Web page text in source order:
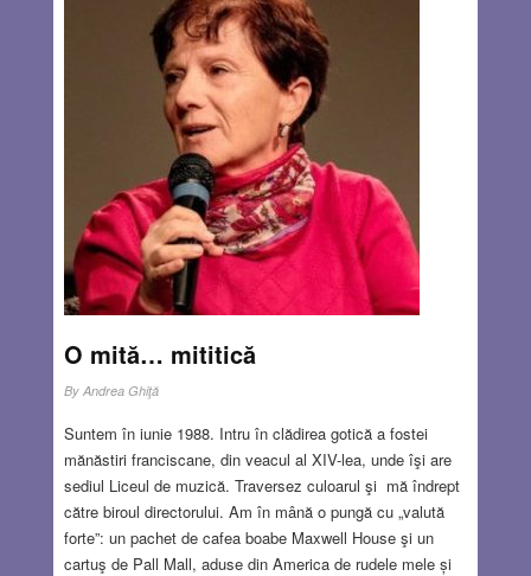
case cu curte. Prima curte pe care mi-o amintesc era cea
a casei de pe strada Şincai nr. 4. Era o curte mică şi
betonată. Nu aveam gard, ci intrând prin poarta casei
ajungeam direct în curticica înghesuită, ca o gură de aer,
între zidurile clădirilor de pe această stradă
Read more…
AUG 21, 2025 20 COMMENTS
O mită… mititică
By Andrea Ghiţă
Suntem în iunie 1988. Intru în clădirea gotică a fostei
mănăstiri franciscane, din veacul al XIV-lea, unde îşi are
sediul Liceul de muzică. Traversez culoarul şi mă îndrept
către biroul directorului. Am în mână o pungă cu „valută
forte”: un pachet de cafea boabe Maxwell House şi un
cartuş de Pall Mall, aduse din America de rudele mele și